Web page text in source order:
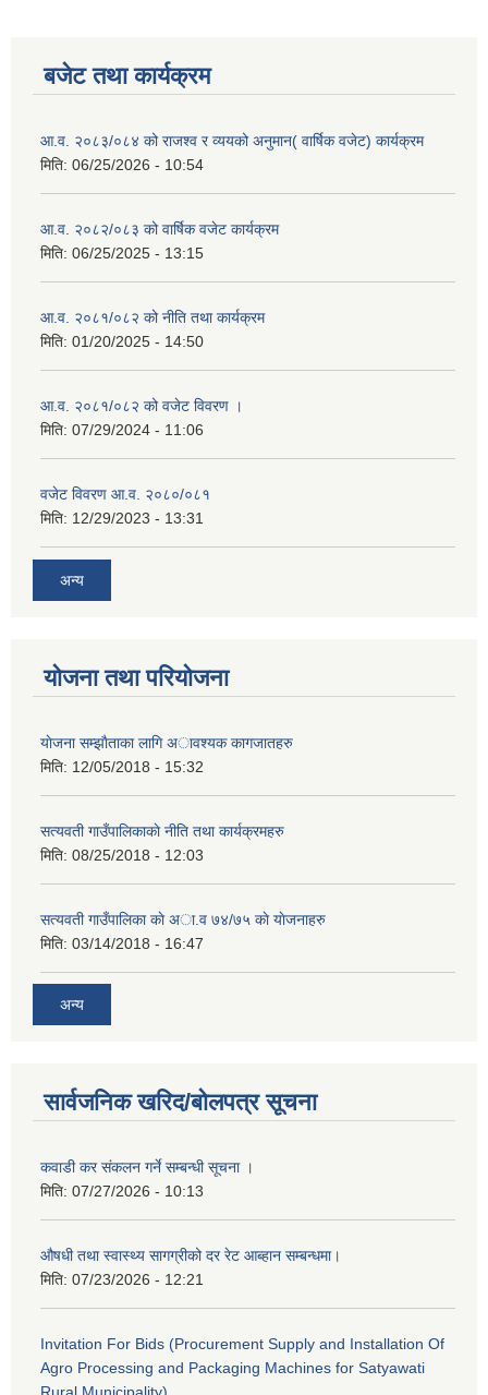
बजेट तथा कार्यक्रम
आ.व. २०८३/०८४ को राजश्व र व्ययको अनुमान( वार्षिक वजेट) कार्यक्रम
मिति: 06/25/2026 - 10:54
आ.व. २०८२/०८३ को वार्षिक वजेट कार्यक्रम
मिति: 06/25/2025 - 13:15
आ.व. २०८१/०८२ को नीति तथा कार्यक्रम
मिति: 01/20/2025 - 14:50
आ.व. २०८१/०८२ को वजेट विवरण ।
मिति: 07/29/2024 - 11:06
वजेट विवरण आ.व. २०८०/०८१
मिति: 12/29/2023 - 13:31
अन्य
योजना तथा परियोजना
याेजना सम्झाैताका लागि अावश्यक कागजातहरु
मिति: 12/05/2018 - 15:32
सत्यवती गाउँपालिकाकाे नीति तथा कार्यक्रमहरु
मिति: 08/25/2018 - 12:03
सत्यवती गाउँपालिका काे अा‍.व ७४/७५ काे याेजनाहरु
मिति: 03/14/2018 - 16:47
अन्य
सार्वजनिक खरिद/बोलपत्र सूचना
कवाडी कर संकलन गर्ने सम्बन्धी सूचना ।
मिति: 07/27/2026 - 10:13
औषधी तथा स्वास्थ्य सागग्रीको दर रेट आब्हान सम्बन्धमा।
मिति: 07/23/2026 - 12:21
Invitation For Bids (Procurement Supply and Installation Of
Agro Processing and Packaging Machines for Satyawati